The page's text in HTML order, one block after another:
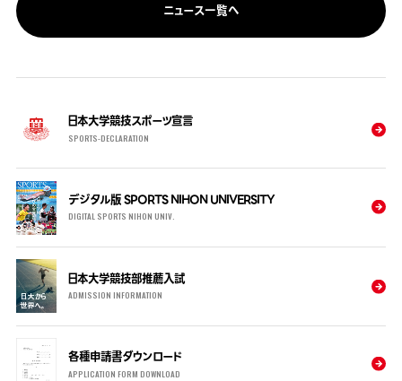
ニュース一覧へ
日本大学競技スポーツ宣言
SPORTS-DECLARATION
デジタル版 SPORTS NIHON UNIVERSITY
DIGITAL SPORTS NIHON UNIV.
日本大学競技部推薦入試
ADMISSION INFORMATION
各種申請書ダウンロード
APPLICATION FORM DOWNLOAD